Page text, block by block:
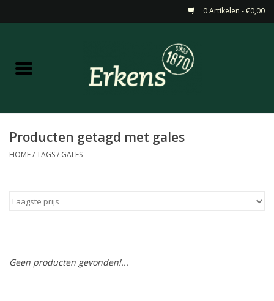
0 Artikelen - €0,00
Home
Barneveldse specialiteiten
Gedistilleerd &
Producten getagd met gales
HOME/TAGS/ GALES
Geen producten gevonden!...